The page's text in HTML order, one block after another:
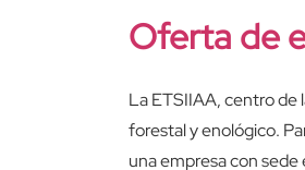
Oferta de
La ETSIIAA, centro de
forestal y enológico.
una empresa con